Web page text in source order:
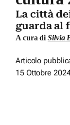
La città
guarda al
A cura di Silvia
Articolo
15 Ottobre